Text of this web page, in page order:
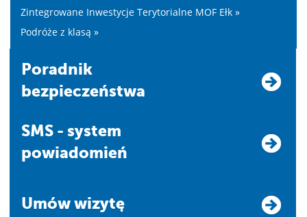
Zintegrowane Inwestycje Terytorialne MOF Ełk »
Podróże z klasą »
Poradnik
bezpieczeństwa
SMS - system
powiadomień
Umów wizytę